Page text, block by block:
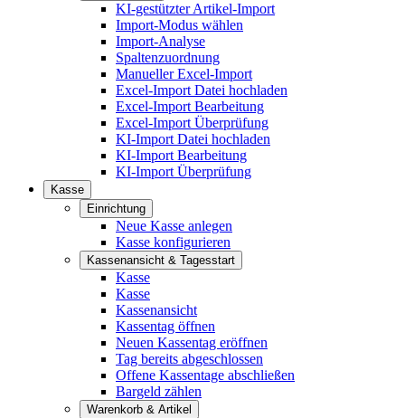
KI-gestützter Artikel-Import
Import-Modus wählen
Import-Analyse
Spaltenzuordnung
Manueller Excel-Import
Excel-Import Datei hochladen
Excel-Import Bearbeitung
Excel-Import Überprüfung
KI-Import Datei hochladen
KI-Import Bearbeitung
KI-Import Überprüfung
Kasse
Einrichtung
Neue Kasse anlegen
Kasse konfigurieren
Kassenansicht & Tagesstart
Kasse
Kasse
Kassenansicht
Kassentag öffnen
Neuen Kassentag eröffnen
Tag bereits abgeschlossen
Offene Kassentage abschließen
Bargeld zählen
Warenkorb & Artikel